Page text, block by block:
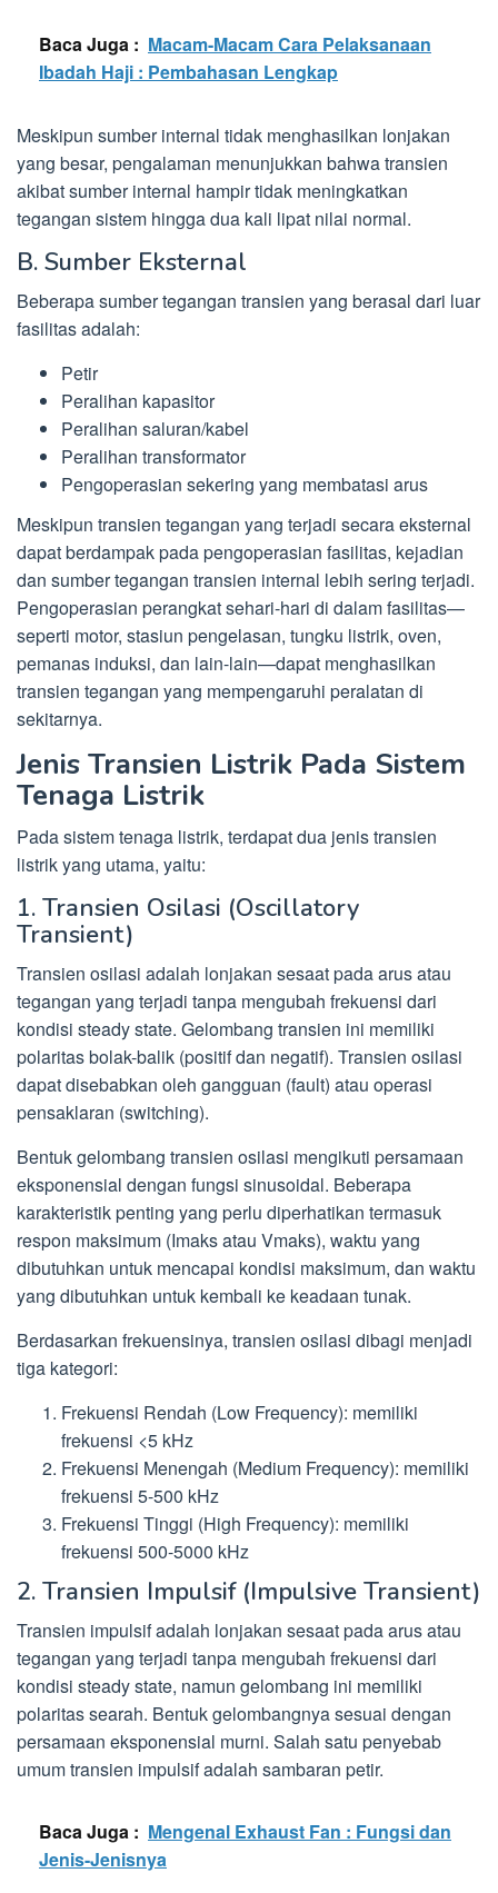
Baca Juga : Macam-Macam Cara Pelaksanaan
Ibadah Haji : Pembahasan Lengkap
Meskipun sumber internal tidak menghasilkan lonjakan
yang besar, pengalaman menunjukkan bahwa transien
akibat sumber internal hampir tidak meningkatkan
tegangan sistem hingga dua kali lipat nilai normal.
B. Sumber Eksternal
Beberapa sumber tegangan transien yang berasal dari luar
fasilitas adalah:
Petir
Peralihan kapasitor
Peralihan saluran/kabel
Peralihan transformator
Pengoperasian sekering yang membatasi arus
Meskipun transien tegangan yang terjadi secara eksternal
dapat berdampak pada pengoperasian fasilitas, kejadian
dan sumber tegangan transien internal lebih sering terjadi.
Pengoperasian perangkat sehari-hari di dalam fasilitas—
seperti motor, stasiun pengelasan, tungku listrik, oven,
pemanas induksi, dan lain-lain—dapat menghasilkan
transien tegangan yang mempengaruhi peralatan di
sekitarnya.
Jenis Transien Listrik Pada Sistem
Tenaga Listrik
Pada sistem tenaga listrik, terdapat dua jenis transien
listrik yang utama, yaitu:
1. Transien Osilasi (Oscillatory
Transient)
Transien osilasi adalah lonjakan sesaat pada arus atau
tegangan yang terjadi tanpa mengubah frekuensi dari
kondisi steady state. Gelombang transien ini memiliki
polaritas bolak-balik (positif dan negatif). Transien osilasi
dapat disebabkan oleh gangguan (fault) atau operasi
pensaklaran (switching).
Bentuk gelombang transien osilasi mengikuti persamaan
eksponensial dengan fungsi sinusoidal. Beberapa
karakteristik penting yang perlu diperhatikan termasuk
respon maksimum (Imaks atau Vmaks), waktu yang
dibutuhkan untuk mencapai kondisi maksimum, dan waktu
yang dibutuhkan untuk kembali ke keadaan tunak.
Berdasarkan frekuensinya, transien osilasi dibagi menjadi
tiga kategori:
Frekuensi Rendah (Low Frequency): memiliki
frekuensi <5 kHz
Frekuensi Menengah (Medium Frequency): memiliki
frekuensi 5-500 kHz
Frekuensi Tinggi (High Frequency): memiliki
frekuensi 500-5000 kHz
2. Transien Impulsif (Impulsive Transient)
Transien impulsif adalah lonjakan sesaat pada arus atau
tegangan yang terjadi tanpa mengubah frekuensi dari
kondisi steady state, namun gelombang ini memiliki
polaritas searah. Bentuk gelombangnya sesuai dengan
persamaan eksponensial murni. Salah satu penyebab
umum transien impulsif adalah sambaran petir.
Baca Juga : Mengenal Exhaust Fan : Fungsi dan
Jenis-Jenisnya